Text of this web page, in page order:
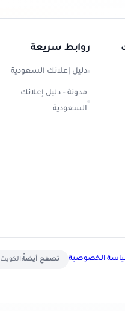
روابط سريعة
دليل إعلانك السعودية
مدونة – دليل إعلانك
السعودية
الخصوصية تصفح أيضاً:الكويت 🇰🇼